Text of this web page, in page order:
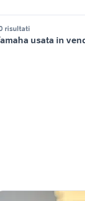
risultati
usata in